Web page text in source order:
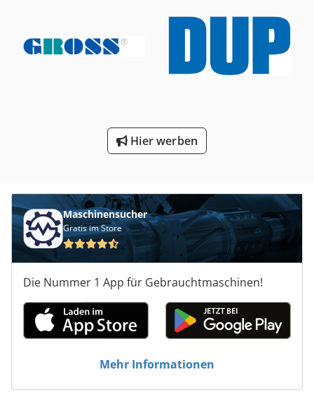
Hier werben
Maschinensucher
Gratis im Store
Die Nummer 1 App für Gebrauchtmaschinen!
Mehr Informationen